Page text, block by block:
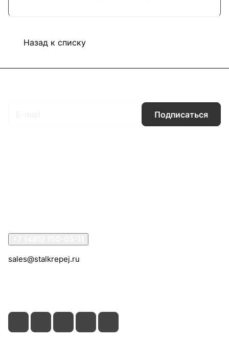
Назад к списку
Подписаться
sales@stalkrepej.ru